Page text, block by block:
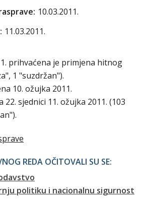
10.03.2011.
11.03.2011.
prihvaćena je primjena hitnog
1 "suzdržan").
10. ožujka 2011.
sjednici 11. ožujka 2011. (103
REDA OČITOVALI SU SE:
politiku i nacionalnu sigurnost